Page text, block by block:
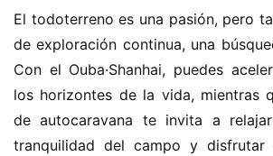
El todoterreno es una pasión, pero
de exploración continua, una
Con el Ouba·Shanhai, puedes
los horizontes de la vida, mientras
de autocaravana te invita a
tranquilidad del campo y